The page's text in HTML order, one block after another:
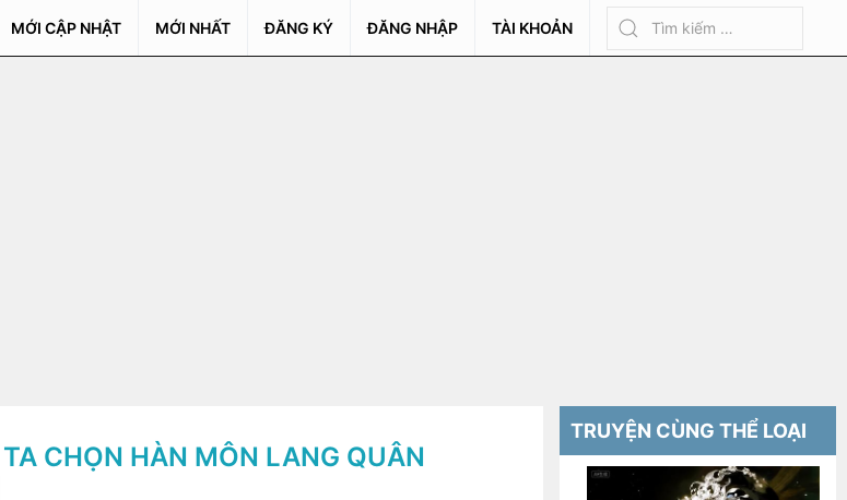
MỚI CẬP NHẬT MỚI NHẤT ĐĂNG KÝ ĐĂNG NHẬP TÀI KHOẢN
TA CHỌN HÀN MÔN LANG QUÂN
TRUYỆN CÙNG THỂ LOẠI